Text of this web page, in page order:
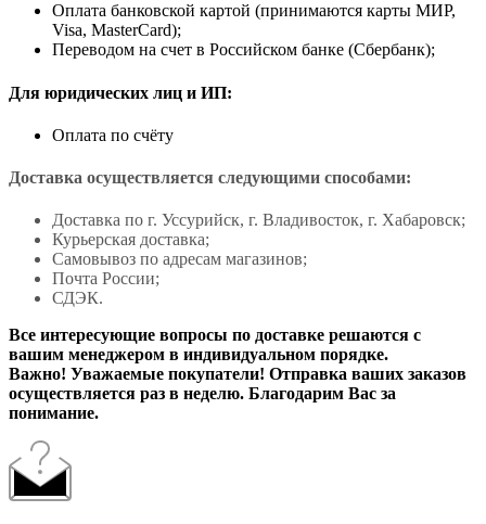
Оплата банковской картой (принимаются карты МИР,
Visa, MasterCard);
Переводом на счет в Российском банке (Сбербанк);
Для юридических лиц и ИП:
Оплата по счёту
Доставка осуществляется следующими способами:
Доставка по г. Уссурийск, г. Владивосток, г. Хабаровск;
Курьерская доставка;
Самовывоз по адресам магазинов;
Почта России;
СДЭК.
Все интересующие вопросы по доставке решаются с
вашим менеджером в индивидуальном порядке.
Важно! Уважаемые покупатели! Отправка ваших заказов
осуществляется раз в неделю. Благодарим Вас за
понимание.